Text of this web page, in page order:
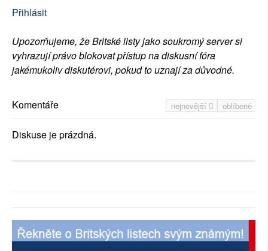
Přihlásit
Upozorňujeme, že Britské listy jako soukromý server si
vyhrazují právo blokovat přístup na diskusní fóra
jakémukoliv diskutérovi, pokud to uznají za důvodné.
nejnovější oblíbené
Komentáře
Diskuse je prázdná.